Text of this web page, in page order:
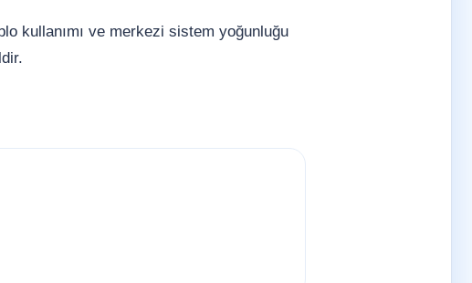
kullanımı ve merkezi sistem yoğunluğu